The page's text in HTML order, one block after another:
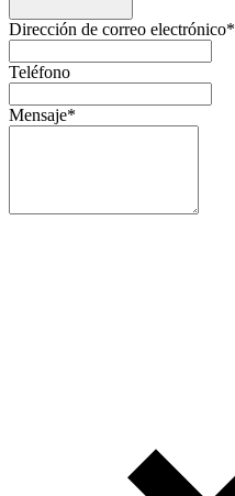
Dirección de correo electrónico*
Teléfono
Mensaje*